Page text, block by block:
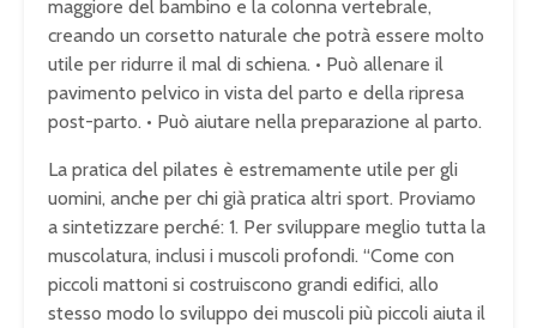
maggiore del bambino e la colonna vertebrale,
creando un corsetto naturale che potrà essere molto
utile per ridurre il mal di schiena. • Può allenare il
pavimento pelvico in vista del parto e della ripresa
post-parto. • Può aiutare nella preparazione al parto.
La pratica del pilates è estremamente utile per gli
uomini, anche per chi già pratica altri sport. Proviamo
a sintetizzare perché: 1. Per sviluppare meglio tutta la
muscolatura, inclusi i muscoli profondi. “Come con
piccoli mattoni si costruiscono grandi edifici, allo
stesso modo lo sviluppo dei muscoli più piccoli aiuta il